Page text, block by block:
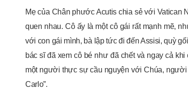
Mẹ của Chân phước Acutis chia sẻ với Vatican
quen nhau. Cô ấy là một cô gái rất mạnh mẽ,
với con gái mình, bà lập tức đi đến Assisi, quỳ
bác sĩ đã xem cô bé như đã chết và ngay cả
một người thực sự cầu nguyện với Chúa,
Carlo”.